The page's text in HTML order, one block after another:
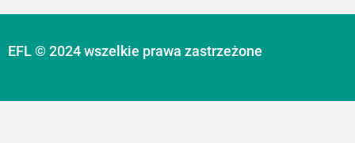
EFL © 2024 wszelkie prawa zastrzeżone